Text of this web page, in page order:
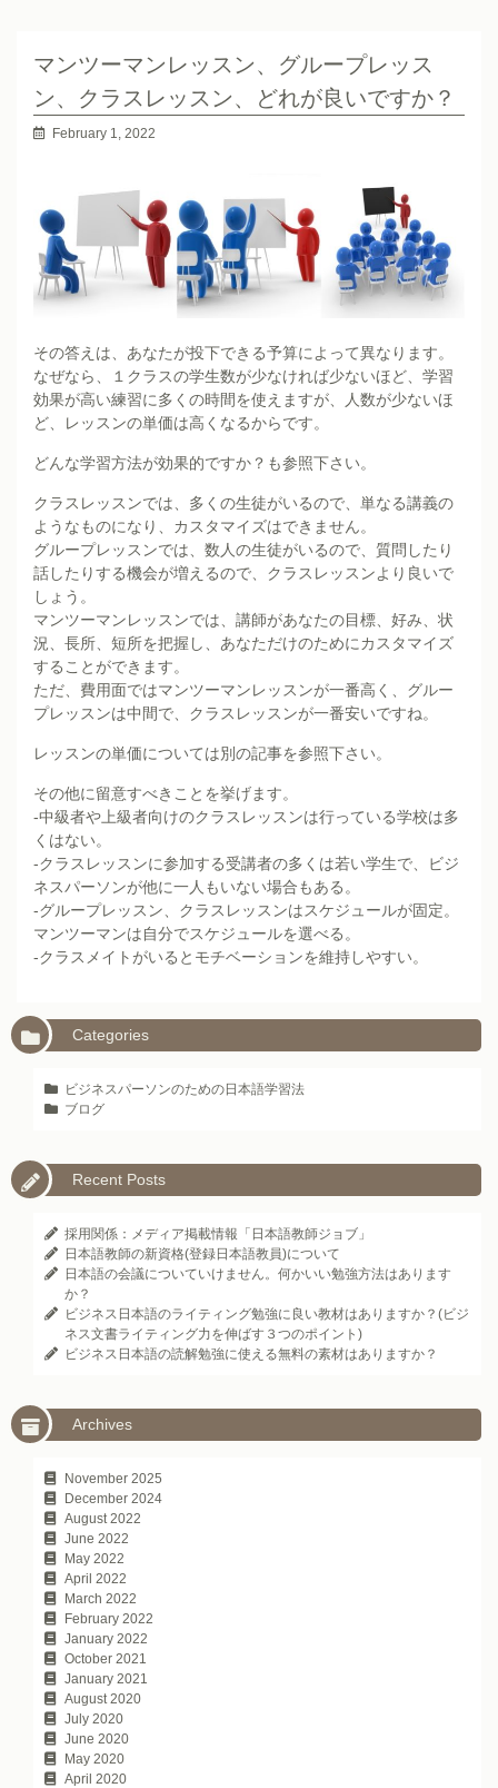
マンツーマンレッスン、グループレッス
ン、クラスレッスン、どれが良いですか？
February 1, 2022
その答えは、あなたが投下できる予算によって異なります。
なぜなら、１クラスの学生数が少なければ少ないほど、学習
効果が高い練習に多くの時間を使えますが、人数が少ないほ
ど、レッスンの単価は高くなるからです。
どんな学習方法が効果的ですか？ も参照下さい。
クラスレッスンでは、多くの生徒がいるので、単なる講義の
ようなものになり、カスタマイズはできません。
グループレッスンでは、数人の生徒がいるので、質問したり
話したりする機会が増えるので、クラスレッスンより良いで
しょう。
マンツーマンレッスンでは、講師があなたの目標、好み、状
況、長所、短所を把握し、あなただけのためにカスタマイズ
することができます。
ただ、費用面ではマンツーマンレッスンが一番高く、グルー
プレッスンは中間で、クラスレッスンが一番安いですね。
レッスンの単価については別の記事を参照下さい。
その他に留意すべきことを挙げます。
-中級者や上級者向けのクラスレッスンは行っている学校は多
くはない。
-クラスレッスンに参加する受講者の多くは若い学生で、ビジ
ネスパーソンが他に一人もいない場合もある。
-グループレッスン、クラスレッスンはスケジュールが固定。
マンツーマンは自分でスケジュールを選べる。
-クラスメイトがいるとモチベーションを維持しやすい。
Categories
ビジネスパーソンのための日本語学習法
ブログ
Recent Posts
採用関係：メディア掲載情報「日本語教師ジョブ」
日本語教師の新資格(登録日本語教員)について
日本語の会議についていけません。何かいい勉強方法はあります
か？
ビジネス日本語のライティング勉強に良い教材はありますか？(ビジ
ネス文書ライティング力を伸ばす３つのポイント)
ビジネス日本語の読解勉強に使える無料の素材はありますか？
Archives
November 2025
December 2024
August 2022
June 2022
May 2022
April 2022
March 2022
February 2022
January 2022
October 2021
January 2021
August 2020
July 2020
June 2020
May 2020
April 2020